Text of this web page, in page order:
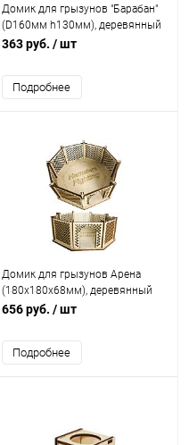
Домик для грызунов "Барабан"
(D160мм h130мм), деревянный
363 руб. / шт
Подробнее
Домик для грызунов Арена
(180х180х68мм), деревянный
656 руб. / шт
Подробнее